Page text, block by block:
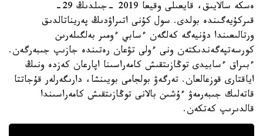
ەسكە سالايىق، قايعىلى وقيعا 2019 -جىلدىڭ 29-
قىركۇيەگىندە بولدى. سول كۇنى اتىراۋدىڭ پەريناتالدىق
ورتالىعىندا دۇنيەگە كەلگەن ءسابي ءومىر بەلگىلەرىن
كورسەتپەگەندىكتەن ونى ءولى تۋعان رەتىندە جازىپ جىبەرگەن.
ءبىراق ءسابيدى توڭازىتقىش كامەراسىنا اپارعان كەزدە ونىڭ
اياقتارى قوزعالعان. تەرگەۋ بولجامى بويىنشا، دارىگەرلەر قۇجاتتا
قاتەلىك جىبەرمەۋ ءۇشىن بالانى توڭازىتقىش كامەراسىندا
قالدىرىپ كەتكەن.